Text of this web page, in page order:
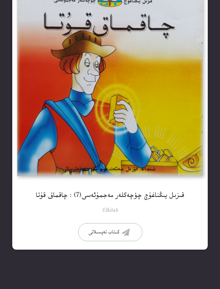
قىزىل يىڭناغۇچ چۆچەكلەر مەجمۇئەسى(7) : چاقماق قۇتا
Elkitab
كىتاب تەپسىلاتى